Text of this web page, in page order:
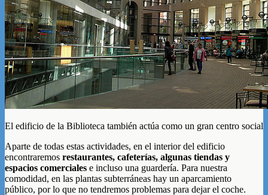
El edificio de la Biblioteca también actúa como un gran centro social
Aparte de todas estas actividades, en el interior del edificio
encontraremos restaurantes, cafeterías, algunas tiendas y
espacios comerciales e incluso una guardería. Para nuestra
comodidad, en las plantas subterráneas hay un aparcamiento
público, por lo que no tendremos problemas para dejar el coche.